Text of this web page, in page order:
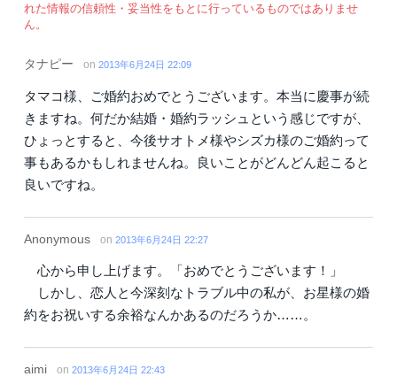
れた情報の信頼性・妥当性をもとに行っているものではありませ
ん。
タナピー on 2013年6月24日 22:09
タマコ様、ご婚約おめでとうございます。本当に慶事が続
きますね。何だか結婚・婚約ラッシュという感じですが、
ひょっとすると、今後サオトメ様やシズカ様のご婚約って
事もあるかもしれませんね。良いことがどんどん起こると
良いですね。
Anonymous on 2013年6月24日 22:27
心から申し上げます。「おめでとうございます！」
しかし、恋人と今深刻なトラブル中の私が、お星様の婚
約をお祝いする余裕なんかあるのだろうか……。
aimi on 2013年6月24日 22:43